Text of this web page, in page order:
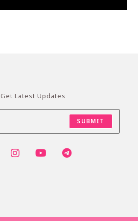
Get Latest Updates
SUBMIT